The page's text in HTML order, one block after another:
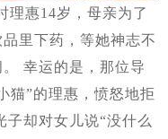
理惠14岁，母亲为了
里下药，等她神志不
幸运的是，那位导
猫”的理惠，愤怒地拒
却对女儿说“没什么